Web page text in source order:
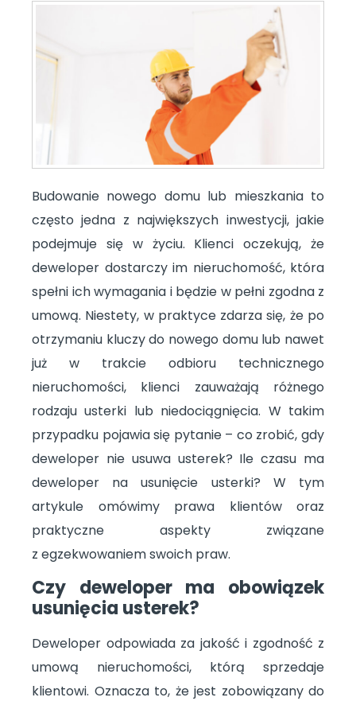
Budowanie nowego domu lub mieszkania to
często jedna z największych inwestycji, jakie
podejmuje się w życiu. Klienci oczekują, że
deweloper dostarczy im nieruchomość, która
spełni ich wymagania i będzie w pełni zgodna z
umową. Niestety, w praktyce zdarza się, że po
otrzymaniu kluczy do nowego domu lub nawet
już w trakcie odbioru technicznego
nieruchomości, klienci zauważają różnego
rodzaju usterki lub niedociągnięcia. W takim
przypadku pojawia się pytanie – co zrobić, gdy
deweloper nie usuwa usterek? Ile czasu ma
deweloper na usunięcie usterki? W tym
artykule omówimy prawa klientów oraz
praktyczne aspekty związane
z egzekwowaniem swoich praw.
Czy deweloper ma obowiązek
usunięcia usterek?
Deweloper odpowiada za jakość i zgodność z
umową nieruchomości, którą sprzedaje
klientowi. Oznacza to, że jest zobowiązany do